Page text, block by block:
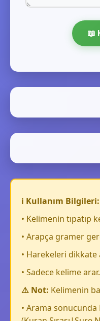
📖
ℹ️ Kullanım Bilgileri:
• Kelimenin tıpatıp
• Harekeleri dikkate
• Sadece kelime
⚠️ Not: Kelimenin
• Arama sonucunda